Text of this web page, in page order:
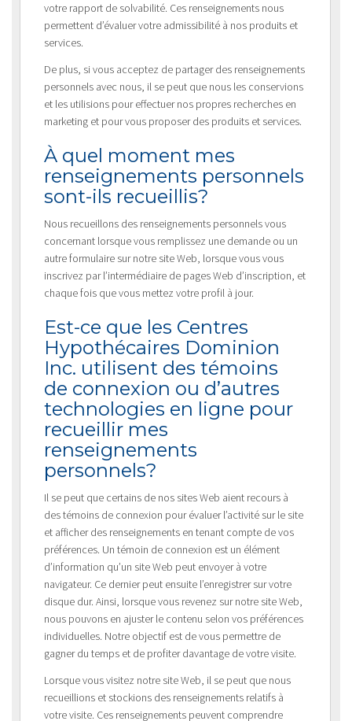
votre rapport de solvabilité. Ces renseignements nous
permettent d’évaluer votre admissibilité à nos produits et
services.
De plus, si vous acceptez de partager des renseignements
personnels avec nous, il se peut que nous les conservions
et les utilisions pour effectuer nos propres recherches en
marketing et pour vous proposer des produits et services.
À quel moment mes
renseignements personnels
sont-ils recueillis?
Nous recueillons des renseignements personnels vous
concernant lorsque vous remplissez une demande ou un
autre formulaire sur notre site Web, lorsque vous vous
inscrivez par l’intermédiaire de pages Web d’inscription, et
chaque fois que vous mettez votre profil à jour.
Est-ce que les Centres
Hypothécaires Dominion
Inc. utilisent des témoins
de connexion ou d’autres
technologies en ligne pour
recueillir mes
renseignements
personnels?
Il se peut que certains de nos sites Web aient recours à
des témoins de connexion pour évaluer l’activité sur le site
et afficher des renseignements en tenant compte de vos
préférences. Un témoin de connexion est un élément
d’information qu’un site Web peut envoyer à votre
navigateur. Ce dernier peut ensuite l’enregistrer sur votre
disque dur. Ainsi, lorsque vous revenez sur notre site Web,
nous pouvons en ajuster le contenu selon vos préférences
individuelles. Notre objectif est de vous permettre de
gagner du temps et de profiter davantage de votre visite.
Lorsque vous visitez notre site Web, il se peut que nous
recueillions et stockions des renseignements relatifs à
votre visite. Ces renseignements peuvent comprendre